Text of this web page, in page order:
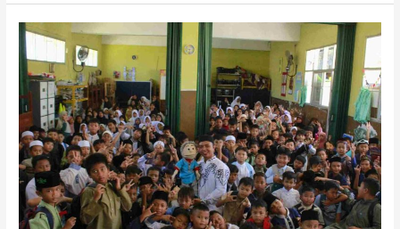
Gemilang
Indonesia
Gelar
Roadshow
Literasi
di
SDN
Bojong
02
dengan
Metode